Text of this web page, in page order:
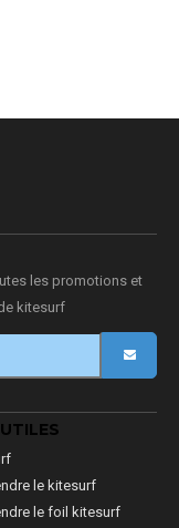
les promotions et
kitesurf
le kitesurf
le foil kitesurf